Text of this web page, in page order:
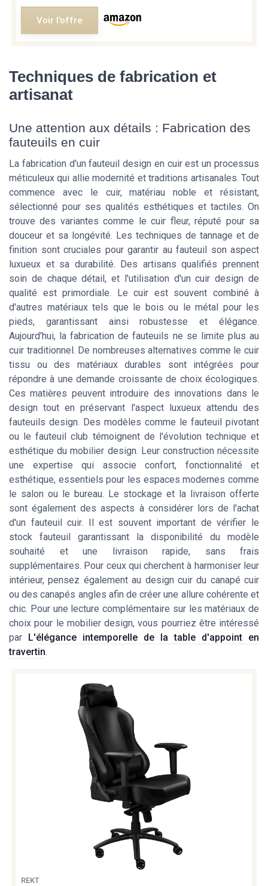
Voir l'offre
Techniques de fabrication et
artisanat
Une attention aux détails : Fabrication des
fauteuils en cuir
La fabrication d'un fauteuil design en cuir est un processus
méticuleux qui allie modernité et traditions artisanales. Tout
commence avec le cuir, matériau noble et résistant,
sélectionné pour ses qualités esthétiques et tactiles. On
trouve des variantes comme le cuir fleur, réputé pour sa
douceur et sa longévité. Les techniques de tannage et de
finition sont cruciales pour garantir au fauteuil son aspect
luxueux et sa durabilité. Des artisans qualifiés prennent
soin de chaque détail, et l'utilisation d'un cuir design de
qualité est primordiale. Le cuir est souvent combiné à
d'autres matériaux tels que le bois ou le métal pour les
pieds, garantissant ainsi robustesse et élégance.
Aujourd'hui, la fabrication de fauteuils ne se limite plus au
cuir traditionnel. De nombreuses alternatives comme le cuir
tissu ou des matériaux durables sont intégrées pour
répondre à une demande croissante de choix écologiques.
Ces matières peuvent introduire des innovations dans le
design tout en préservant l'aspect luxueux attendu des
fauteuils design. Des modèles comme le fauteuil pivotant
ou le fauteuil club témoignent de l'évolution technique et
esthétique du mobilier design. Leur construction nécessite
une expertise qui associe confort, fonctionnalité et
esthétique, essentiels pour les espaces modernes comme
le salon ou le bureau. Le stockage et la livraison offerte
sont également des aspects à considérer lors de l'achat
d'un fauteuil cuir. Il est souvent important de vérifier le
stock fauteuil garantissant la disponibilité du modèle
souhaité et une livraison rapide, sans frais
supplémentaires. Pour ceux qui cherchent à harmoniser leur
intérieur, pensez également au design cuir du canapé cuir
ou des canapés angles afin de créer une allure cohérente et
chic. Pour une lecture complémentaire sur les matériaux de
choix pour le mobilier design, vous pourriez être intéressé
par L'élégance intemporelle de la table d'appoint en
travertin.
REKT